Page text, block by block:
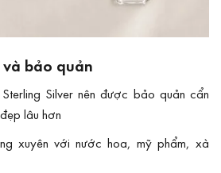
bảo quản
Silver nên được bảo quản cẩn
lâu hơn
xuyên với nước hoa, mỹ phẩm, xà